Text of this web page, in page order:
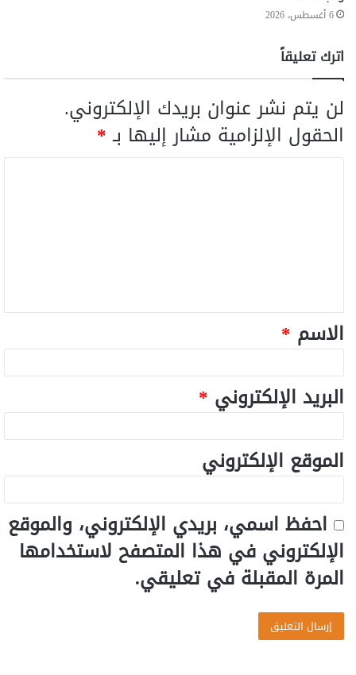
6 أغسطس، 2026
اترك تعليقاً
لن يتم نشر عنوان بريدك الإلكتروني.
الحقول الإلزامية مشار إليها بـ*
الاسم *
البريد الإلكتروني *
الموقع الإلكتروني
احفظ اسمي، بريدي الإلكتروني، والموقع
الإلكتروني في هذا المتصفح لاستخدامها
المرة المقبلة في تعليقي.